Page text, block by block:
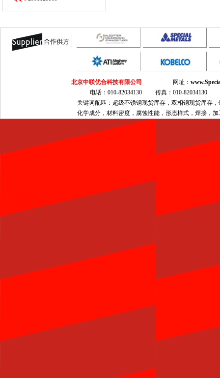
北京中联优合科技有限公司 网址：
电话：010-82034130 传真：010-
关键词配匹：超级不锈钢现货库存，双相钢现货库存，镍基合金
化学成分，材料密度，腐蚀性能，形态样式，焊接，加工，热